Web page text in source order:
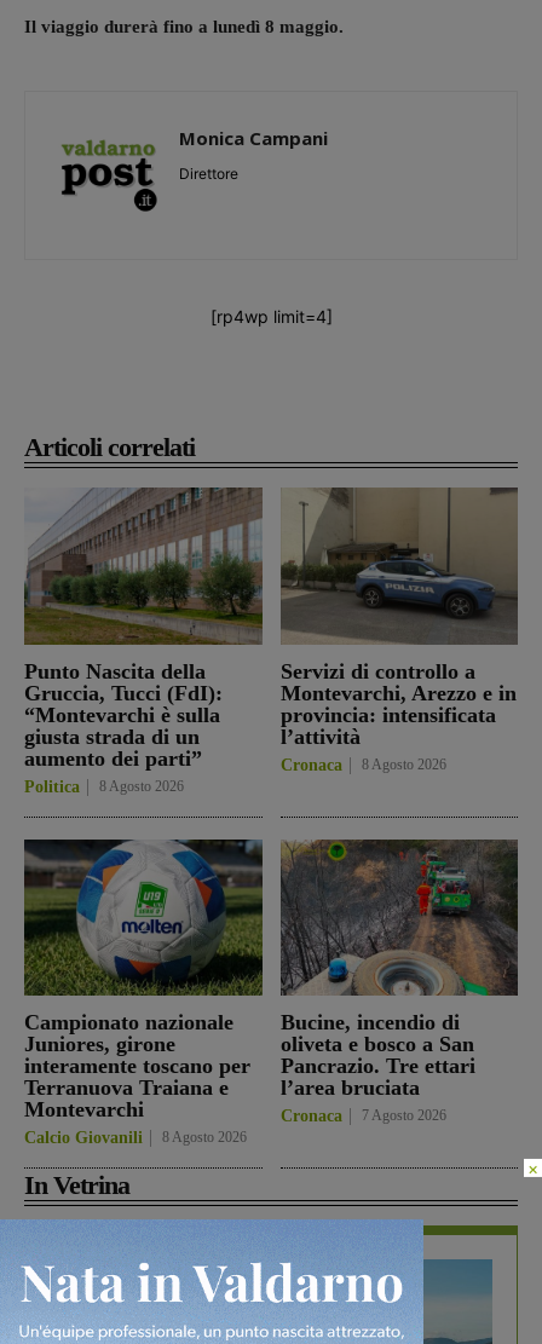
Articoli correlati
Punto Nascita della
Gruccia, Tucci (FdI):
“Montevarchi è sulla
giusta strada di un
aumento dei parti”
Politica 8 Agosto 2026
Servizi di controllo a
Montevarchi, Arezzo e in
provincia: intensificata
l’attività
Cronaca 8 Agosto 2026
Campionato nazionale
Juniores, girone
interamente toscano per
Terranuova Traiana e
Montevarchi
Calcio Giovanili 8 Agosto 2026
Bucine, incendio di
oliveta e bosco a San
Pancrazio. Tre ettari
l’area bruciata
Cronaca 7 Agosto 2026
In Vetrina
Il viaggio durerà fino a lunedì 8 maggio.
Monica Campani
Direttore
[rp4wp limit=4]
×